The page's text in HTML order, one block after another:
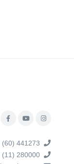
(60) 441273
280000